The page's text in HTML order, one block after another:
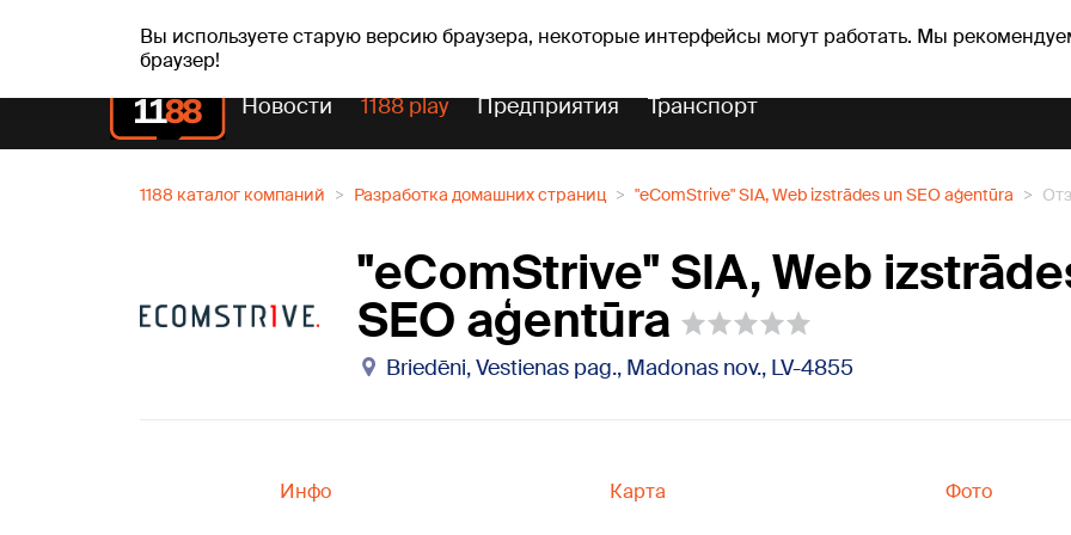
Вы используете старую версию браузера, некоторые интерфейсы могут работать. Мы
браузер!
чт, 06.08.2026. +24°C Aisma, Askolds Прогноз погоды Гороскопы
Новости 1188 play Предприятия Транспорт
1188 каталог компаний Разработка домашних страниц "eComStrive" SIA, Web izstrādes un SEO aģentūra
"eComStrive" SIA, Web
SEO aģentūra
Briedēni, Vestienas pag., Madonas nov., LV-4855
Инфо Карта Фото